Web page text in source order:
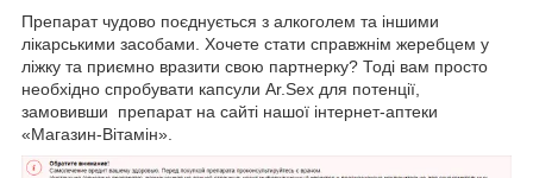
Препарат чудово поєднується з алкоголем та іншими
лікарськими засобами. Хочете стати справжнім жеребцем у
ліжку та приємно вразити свою партнерку? Тоді вам просто
необхідно спробувати капсули Ar.Sex для потенції,
замовивши препарат на сайті нашої інтернет-аптеки
«Магазин-Вітамін».